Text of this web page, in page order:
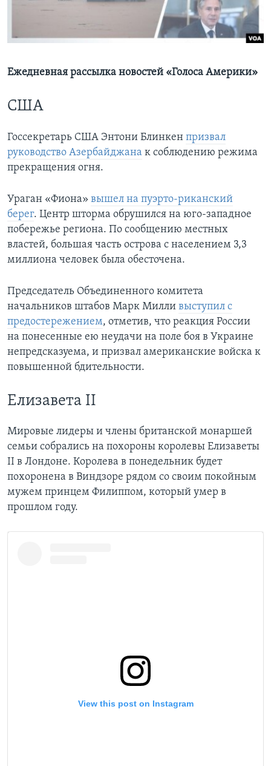
Learning English
Языки
Ежедневная рассылка новостей «Голоса Америки»
США
Госсекретарь США Энтони Блинкен призвал
руководство Азербайджана к соблюдению режима
прекращения огня.
Ураган «Фиона» вышел на пуэрто-риканский
берег. Центр шторма обрушился на юго-западное
побережье региона. По сообщению местных
властей, большая часть острова с населением 3,3
миллиона человек была обесточена.
Председатель Объединенного комитета
начальников штабов Марк Милли выступил с
предостережением, отметив, что реакция России
на понесенные ею неудачи на поле боя в Украине
непредсказуема, и призвал американские войска к
повышенной бдительности.
Елизавета II
Мировые лидеры и члены британской монаршей
семьи собрались на похороны королевы Елизаветы
II в Лондоне. Королева в понедельник будет
похоронена в Виндзоре рядом со своим покойным
мужем принцем Филиппом, который умер в
прошлом году.